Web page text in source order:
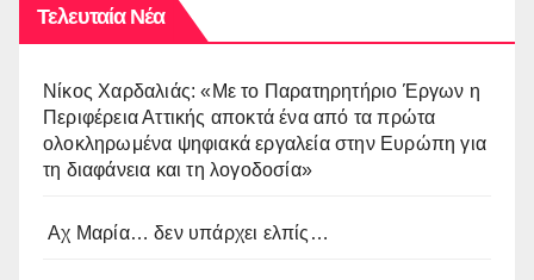
Τελευταία Νέα
Νίκος Χαρδαλιάς: «Με το Παρατηρητήριο Έργων η
Περιφέρεια Αττικής αποκτά ένα από τα πρώτα
ολοκληρωμένα ψηφιακά εργαλεία στην Ευρώπη για
τη διαφάνεια και τη λογοδοσία»
Αχ Μαρία… δεν υπάρχει ελπίς…